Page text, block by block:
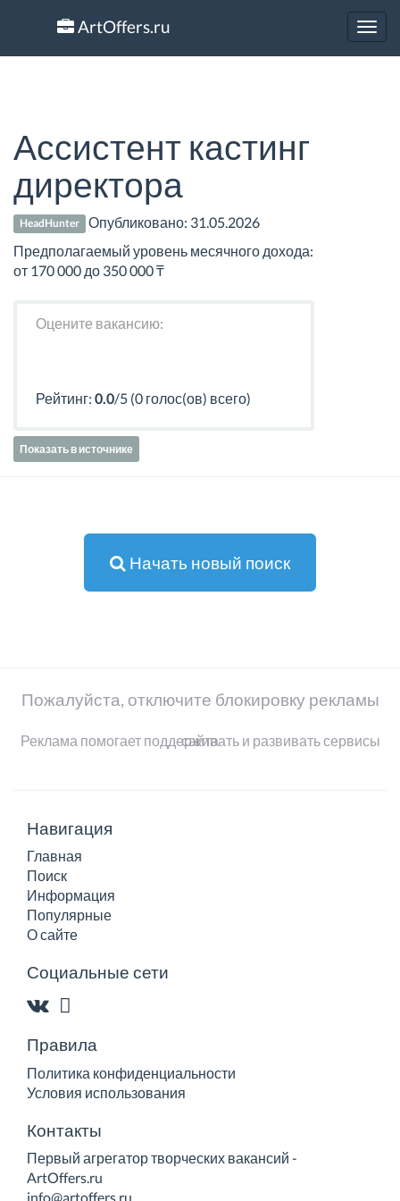
ArtOffers.ru
Ассистент кастинг
директора
HeadHunter Опубликовано: 31.05.2026
Предполагаемый уровень месячного дохода:
от 170 000 до 350 000 ₸
Оцените вакансию:
Рейтинг: 0.0/5 (0 голос(ов) всего)
Показать в источнике
Начать новый поиск
Пожалуйста, отключите блокировку рекламы
Реклама помогает поддерживать и развивать сервисы сайта
Навигация
Главная
Поиск
Информация
Популярные
О сайте
Социальные сети
Правила
Политика конфиденциальности
Условия использования
Контакты
Первый агрегатор творческих вакансий -
ArtOffers.ru
info@artoffers.ru